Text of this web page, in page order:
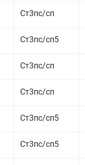
Ст3пс/сп
Ст3пс/сп5
Ст3пс/сп
Ст3пс/сп
Ст3пс/сп5
Ст3пс/сп5